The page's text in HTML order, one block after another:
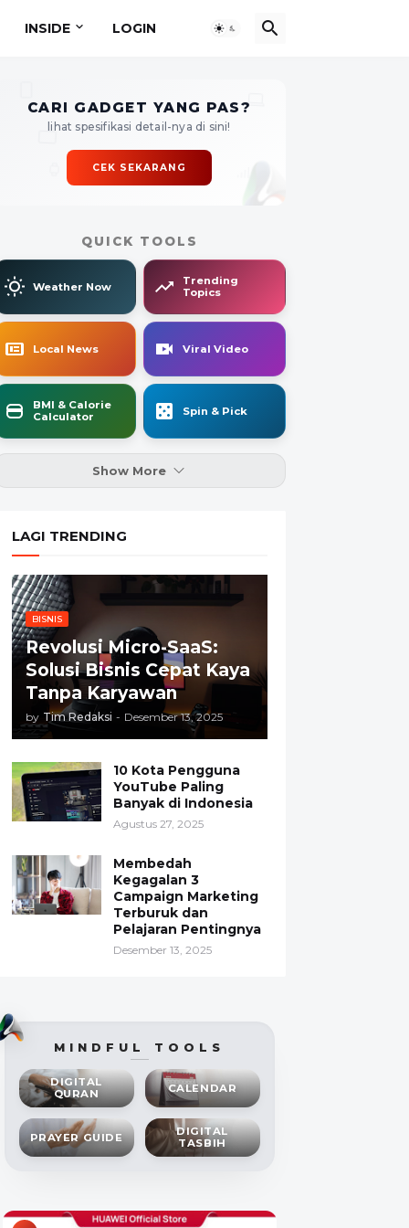
INSIDE LOGIN
CARI GADGET YANG PAS?
lihat spesifikasi detail-nya di sini!
CEK SEKARANG
QUICK TOOLS
Weather Now
Trending
Topics
Local News Viral Video
BMI & Calorie
Calculator
Spin & Pick
Show More
LAGI TRENDING
BISNIS
Revolusi Micro-SaaS:
Solusi Bisnis Cepat Kaya
Tanpa Karyawan
by Tim Redaksi - Desember 13, 2025
10 Kota Pengguna
YouTube Paling
Banyak di Indonesia
Agustus 27, 2025
Membedah
Kegagalan 3
Campaign Marketing
Terburuk dan
Pelajaran Pentingnya
Desember 13, 2025
MINDFUL TOOLS
DIGITAL
QURAN
CALENDAR
PRAYER GUIDE
DIGITAL
TASBIH